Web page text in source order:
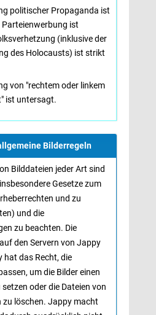
politischer Propaganda ist
ist
(inklusive der
des Holocausts) ist strikt
von "rechtem oder linkem
ist untersagt.
Bilderregeln
Bilddateien jeder Art sind
Gesetze zum
und zu
und die
zu beachten. Die
den Servern von Jappy
hat das Recht, die
um die Bilder einen
oder die Dateien von
zu löschen. Jappy macht